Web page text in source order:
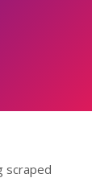
scraped